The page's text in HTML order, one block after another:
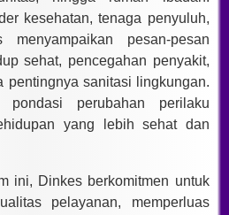
kesehatan, tenaga penyuluh,
pesan-pesan
sehat, pencegahan penyakit,
pentingnya sanitasi lingkungan.
perubahan perilaku
yang lebih sehat dan
ini, Dinkes berkomitmen untuk
pelayanan, memperluas